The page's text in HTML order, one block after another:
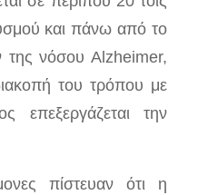
και πάνω από το
της νόσου Alzheimer,
του τρόπου με
επεξεργάζεται την
πίστευαν ότι η